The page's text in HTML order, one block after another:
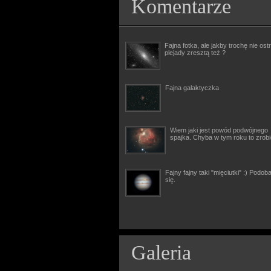
Komentarze
Fajna fotka, ale jakby trochę nie
plejady zresztą też ?
Fajna galaktyczka
Wiem jaki jest powód podwójnego
spajka. Chyba w tym roku to
Fajny fajny taki "mięciutki" :)
się.
Galeria